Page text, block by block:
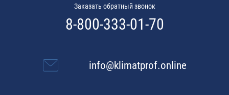
Заказать обратный звонок
8-800-333-01-70
info@klimatprof.online